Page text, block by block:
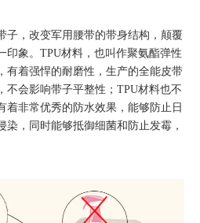
，改变军用腰带的带身结构，颠覆
印象。TPU材料，也叫作聚氨酯弹性
有着强悍的耐磨性，生产的全能皮带
不会影响带子平整性；TPU材料也不
着非常优秀的防水效果，能够防止日
，同时能够抵御细菌和防止发霉，